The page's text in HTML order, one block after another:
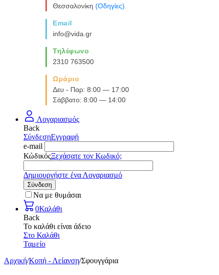
Θεσσαλονίκη (Οδηγίες)
Email
info@vida.gr
Τηλέφωνο
2310 763500
Ωράριο
Δευ - Παρ: 8:00 — 17:00
Σάββατο: 8:00 — 14:00
Λογαριασμός
Back
ΣύνδεσηΕγγραφή
e-mail
ΚώδικόςΞεχάσατε τον Κωδικό;
Δημιουργήστε ένα Λογαριασμό
Σύνδεση
Να με θυμάσαι
0Καλάθι
Back
Το καλάθι είναι άδειο
Στο Καλάθι
Ταμείο
Αρχική/Κοπή - Λείανση/Σφουγγάρια